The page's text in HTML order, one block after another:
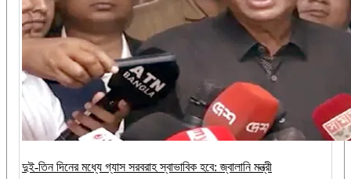
দুই-তিন দিনের মধ্যে গ্যাস সরবরাহ স্বাভাবিক হবে: জ্বালানি মন্ত্রী